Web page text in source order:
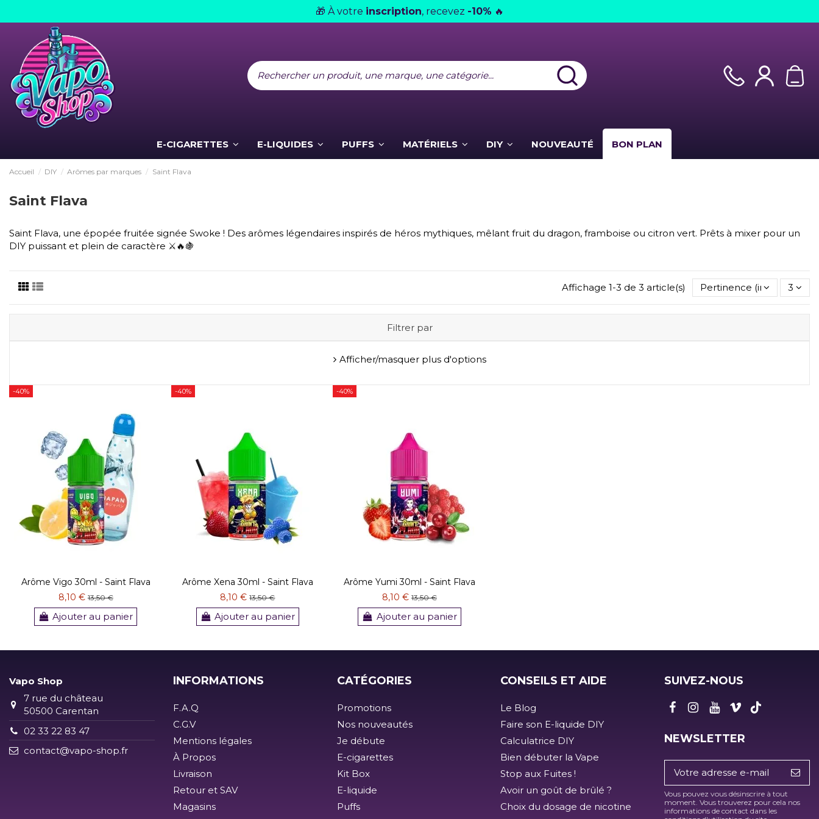
🎁 À votre inscription, recevez -10% 🔥
E-CIGARETTES E-LIQUIDES PUFFS MATÉRIELS DIY NOUVEAUTÉ BON PLAN
Accueil DIY Arômes par marques Saint Flava
Saint Flava
Saint Flava, une épopée fruitée signée Swoke ! Des arômes légendaires inspirés de héros mythiques, mêlant fruit du dragon, framboise ou citron vert. Prêts à mixer pour un
DIY puissant et plein de caractère ⚔️🔥🍇
Affichage 1-3 de 3 article(s) Pertinence (inverse)
3
Filtrer par
Afficher/masquer plus d'options
-40%
Arôme Vigo 30ml - Saint Flava
8,10 €13,50 €
Ajouter au panier
-40%
Arôme Xena 30ml - Saint Flava
8,10 €13,50 €
Ajouter au panier
-40%
Arôme Yumi 30ml - Saint Flava
8,10 € 13,50 €
Ajouter au panier
Vapo Shop
7 rue du château
50500 Carentan
02 33 22 83 47
contact@vapo-shop.fr
INFORMATIONS
F.A.Q
C.G.V
Mentions légales
À Propos
Livraison
Retour et SAV
Magasins
CATÉGORIES
Promotions
Nos nouveautés
Je débute
E-cigarettes
Kit Box
E-liquide
Puffs
CONSEILS ET AIDE
Le Blog
Faire son E-liquide DIY
Calculatrice DIY
Bien débuter la Vape
Stop aux Fuites !
Avoir un goût de brûlé ?
Choix du dosage de nicotine
SUIVEZ-NOUS
NEWSLETTER
Vous pouvez vous désinscrire à tout
moment. Vous trouverez pour cela nos
informations de contact dans les